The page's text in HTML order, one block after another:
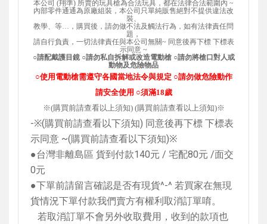
本公司 (翔準) 所賣的玩具槍為合法玩具，都在法律合法範圍內 ~
內部零件通通為原廠組裝，本公司只單純販售絕對不提供違法改
裝、
教學、等…，購買後，請勿做不法及觸法行為，如有法律責任問
題，
請自行負責， 一切法律責任與本公司無關~ 同意後再下標 下標表
示同意 ~
○請配戴護目鏡 ○請勿私自拆解或改造電動槍 ○請勿將槍口對人或
動物及危險物品
○使用電動槍需遵守各國當地法令與規定 ○請勿做危險動作
請安全使用 ○須滿18歲
※(購買前請查看以上須知) (購買前請查看以上須知)※
-※(購買前請查看以下須知) 同意後再下標 下標表
示同意 ~(購買前請查看以下須知)※
●台灣非離島區 貨到付款140元 / 宅配80元 /面交
0元
●下單前請留言確認是否有現貨^-^ 若買家在無現
貨情況下單付款我們賣方有權利取消訂單唷。
若取消訂單不會另外收取費用，收到的款項也